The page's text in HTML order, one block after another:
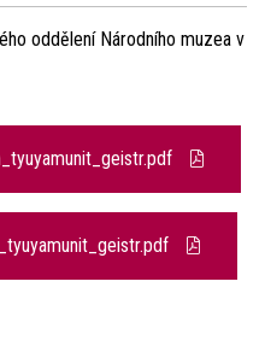
oddělení Národního muzea v